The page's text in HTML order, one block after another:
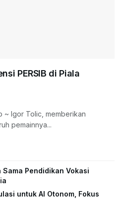
PERSIB di Piala
~ Igor Tolic, memberikan
pemainnya...
Pendidikan Vokasi
untuk AI Otonom, Fokus